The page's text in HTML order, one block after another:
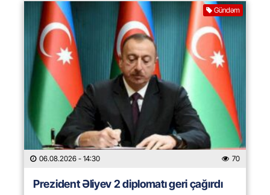
Gündəm
06.08.2026 - 14:30 70
Prezident Əliyev 2 diplomatı geri çağırdı